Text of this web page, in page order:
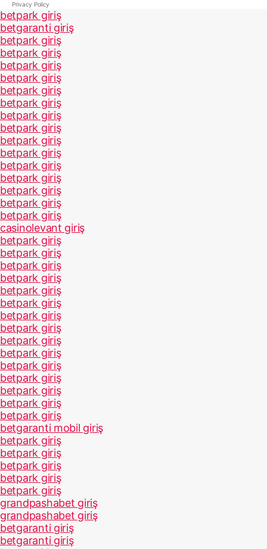
Privacy Policy
betpark giriş
betgaranti giriş
betpark giriş
betpark giriş
betpark giriş
betpark giriş
betpark giriş
betpark giriş
betpark giriş
betpark giriş
betpark giriş
betpark giriş
betpark giriş
betpark giriş
betpark giriş
betpark giriş
betpark giriş
casinolevant giriş
betpark giriş
betpark giriş
betpark giriş
betpark giriş
betpark giriş
betpark giriş
betpark giriş
betpark giriş
betpark giriş
betpark giriş
betpark giriş
betpark giriş
betpark giriş
betpark giriş
betpark giriş
betgaranti mobil giriş
betpark giriş
betpark giriş
betpark giriş
betpark giriş
betpark giriş
grandpashabet giriş
grandpashabet giriş
betgaranti giriş
betgaranti giriş